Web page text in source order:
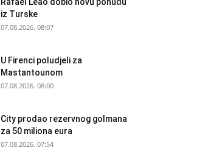
iz Turske
07.08.2026. 08:07
U Firenci poludjeli za
Mastantounom
07.08.2026. 08:00
City prodao rezervnog golmana
za 50 miliona eura
07.08.2026. 07:54